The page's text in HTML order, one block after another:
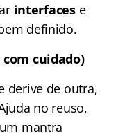
interfacese
definido.
cuidado)
derive de outra,
no reuso,
mantra